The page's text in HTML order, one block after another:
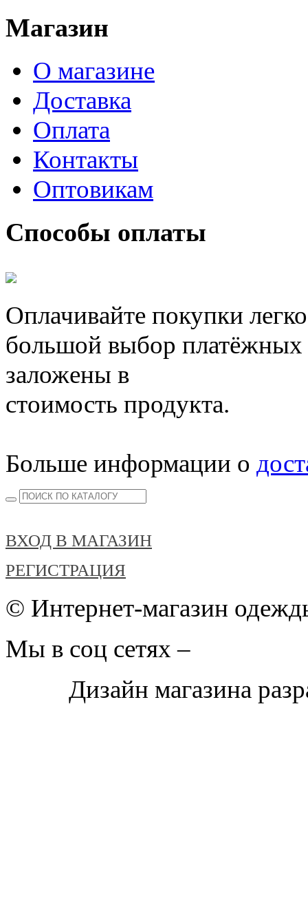
Магазин
О магазине
Доставка
Оплата
Контакты
Оптовикам
Способы оплаты
Оплачивайте покупки
большой выбор
заложены в
стоимость продукта.
Больше информации о
ВХОД В МАГАЗИН
РЕГИСТРАЦИЯ
© Интернет-магазин
Мы в соц сетях –
Дизайн магазина